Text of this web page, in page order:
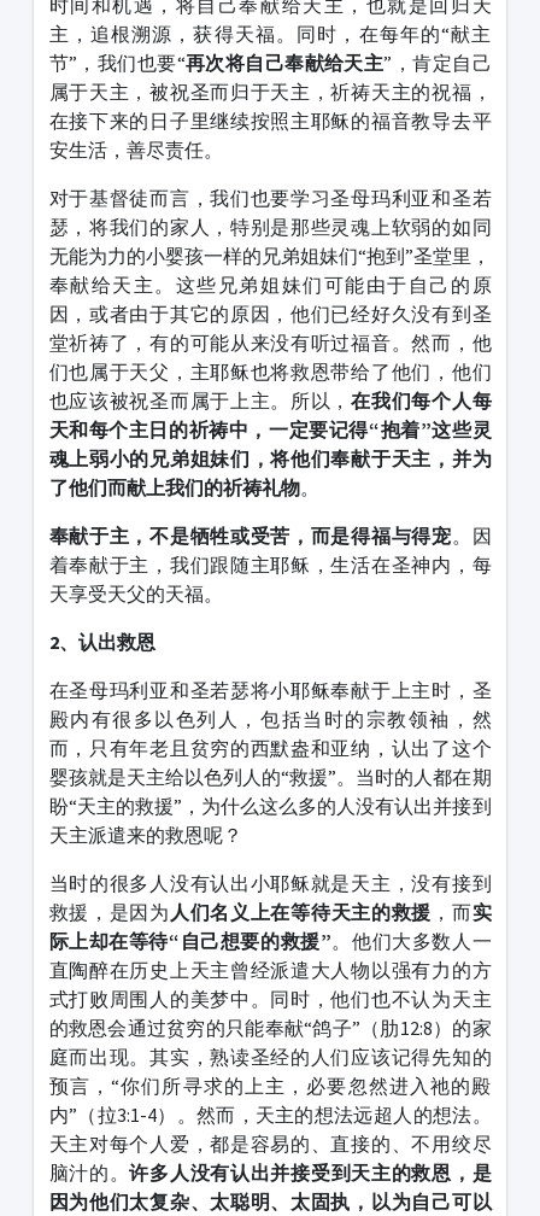
主，追根溯源，获得天福。同时，在每年的“献主
节”，我们也要“再次将自己奉献给天主”，肯定自己
属于天主，被祝圣而归于天主，祈祷天主的祝福，
在接下来的日子里继续按照主耶稣的福音教导去平
安生活，善尽责任。
对于基督徒而言，我们也要学习圣母玛利亚和圣若
瑟，将我们的家人，特别是那些灵魂上软弱的如同
无能为力的小婴孩一样的兄弟姐妹们“抱到”圣堂里，
奉献给天主。这些兄弟姐妹们可能由于自己的原
因，或者由于其它的原因，他们已经好久没有到圣
堂祈祷了，有的可能从来没有听过福音。然而，他
们也属于天父，主耶稣也将救恩带给了他们，他们
也应该被祝圣而属于上主。所以，在我们每个人每
天和每个主日的祈祷中，一定要记得“抱着”这些灵
魂上弱小的兄弟姐妹们，将他们奉献于天主，并为
了他们而献上我们的祈祷礼物。
奉献于主，不是牺牲或受苦，而是得福与得宠。因
着奉献于主，我们跟随主耶稣，生活在圣神内，每
天享受天父的天福。
2、 认出救恩
在圣母玛利亚和圣若瑟将小耶稣奉献于上主时，圣
殿内有很多以色列人，包括当时的宗教领袖，然
而，只有年老且贫穷的西默盎和亚纳，认出了这个
婴孩就是天主给以色列人的“救援”。当时的人都在期
盼“天主的救援”，为什么这么多的人没有认出并接到
天主派遣来的救恩呢？
当时的很多人没有认出小耶稣就是天主，没有接到
救援，是因为 人们名义上在等待天主的救援 ，而实
际上却在等待“ 自己想要的救援”。他们大多数人一
直陶醉在历史上天主曾经派遣大人物以强有力的方
式打败周围人的美梦中。同时，他们也不认为天主
的救恩会通过贫穷的只能奉献“鸽子”（肋12:8）的家
庭而出现。其实，熟读圣经的人们应该记得先知的
预言，“你们所寻求的上主，必要忽然进入祂的殿
内”（拉3:1-4）。然而，天主的想法远超人的想法。
天主对每个人爱，都是容易的、直接的、不用绞尽
脑汁的。许多人没有认出并接受到天主的救恩，是
因为他们太复杂、太聪明、太固执，以为自己可以